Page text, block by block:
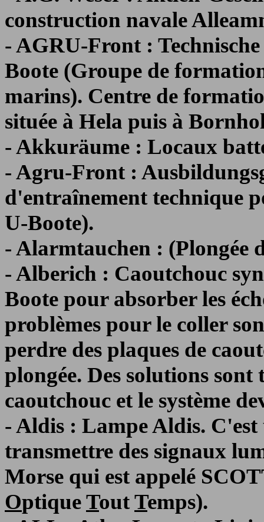
construction navale
- AGRU-Front :
Boote (Groupe de
marins). Centre de
située à Hela puis à
- Akkuräume : Locaux
- Agru-Front :
d'entraînement technique
U-Boote).
- Alarmtauchen : (Plongée
- Alberich : Caoutchouc
Boote pour absorber les
problèmes pour le coller
perdre des plaques de
plongée. Des solutions
caoutchouc et le système
- Aldis : Lampe Aldis.
transmettre des signaux
Morse qui est appelé
OptiqueToutTemps).